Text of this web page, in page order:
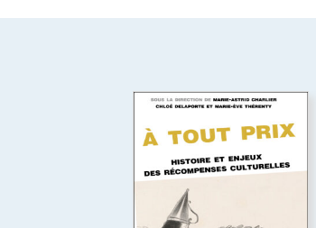
À tout prix
Premier livre à étudier les
prix culturels, artistiques et
médiatiques de l’espace